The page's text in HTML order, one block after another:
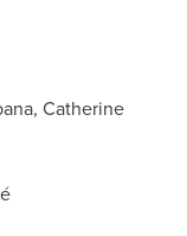
, Catherine